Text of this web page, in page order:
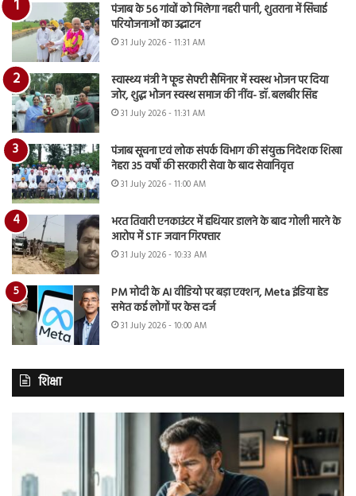
पंजाब के 56 गांवों को मिलेगा नहरी पानी, शुतराना में सिंचाई
परियोजनाओं का उद्घाटन
31 July 2026 - 11:31 AM
स्वास्थ्य मंत्री ने फूड सेफ्टी सैमिनार में स्वस्थ भोजन पर दिया
जोर, शुद्ध भोजन स्वस्थ समाज की नींव- डॉ. बलबीर सिंह
31 July 2026 - 11:31 AM
पंजाब सूचना एवं लोक संपर्क विभाग की संयुक्त निदेशक शिखा
नेहरा 35 वर्षों की सरकारी सेवा के बाद सेवानिवृत्त
31 July 2026 - 11:00 AM
भरत तिवारी एनकाउंटर में हथियार डालने के बाद गोली मारने के
आरोप में STF जवान गिरफ्तार
31 July 2026 - 10:33 AM
PM मोदी के AI वीडियो पर बड़ा एक्शन, Meta इंडिया हेड
समेत कई लोगों पर केस दर्ज
31 July 2026 - 10:00 AM
शिक्षा